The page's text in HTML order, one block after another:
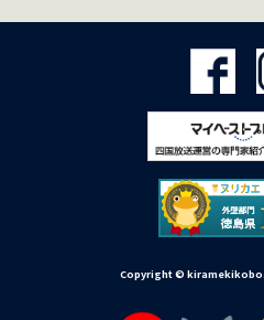
Copyright ©